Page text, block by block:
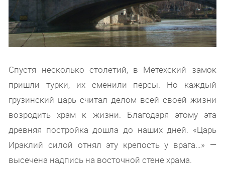
Спустя несколько столетий, в Метехский замок
пришли турки, их сменили персы. Но каждый
грузинский царь считал делом всей своей жизни
возродить храм к жизни. Благодаря этому эта
древняя постройка дошла до наших дней. «Царь
Ираклий силой отнял эту крепость у врага…» —
высечена надпись на восточной стене храма.